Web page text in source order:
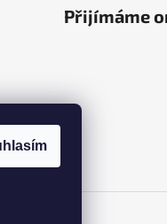
Přijímáme